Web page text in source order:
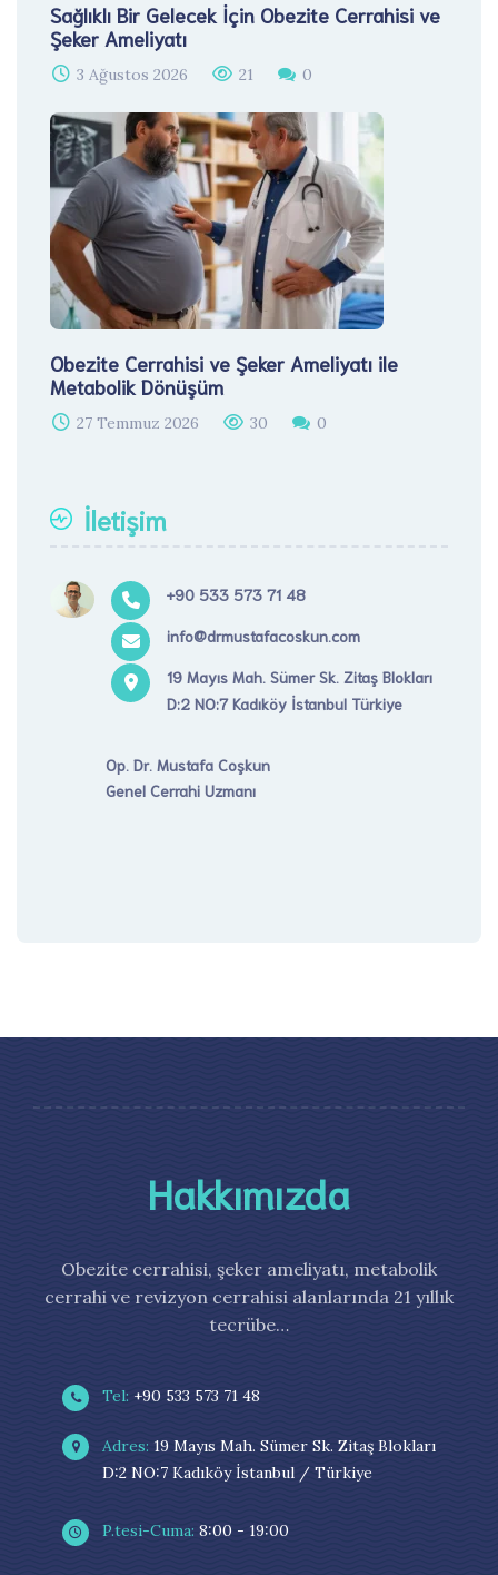
Sağlıklı Bir Gelecek İçin Obezite Cerrahisi ve
Şeker Ameliyatı
3 Ağustos 2026 21 0
Obezite Cerrahisi ve Şeker Ameliyatı ile
Metabolik Dönüşüm
27 Temmuz 2026 30 0
İletişim
+90 533 573 71 48
info@drmustafacoskun.com
19 Mayıs Mah. Sümer Sk. Zitaş Blokları
D:2 NO:7 Kadıköy İstanbul Türkiye
Op. Dr. Mustafa Coşkun
Genel Cerrahi Uzmanı
Hakkımızda
Obezite cerrahisi, şeker ameliyatı, metabolik
cerrahi ve revizyon cerrahisi alanlarında 21 yıllık
tecrübe…
Tel: +90 533 573 71 48
Adres: 19 Mayıs Mah. Sümer Sk. Zitaş Blokları
D:2 NO:7 Kadıköy İstanbul / Türkiye
P.tesi-Cuma: 8:00 - 19:00